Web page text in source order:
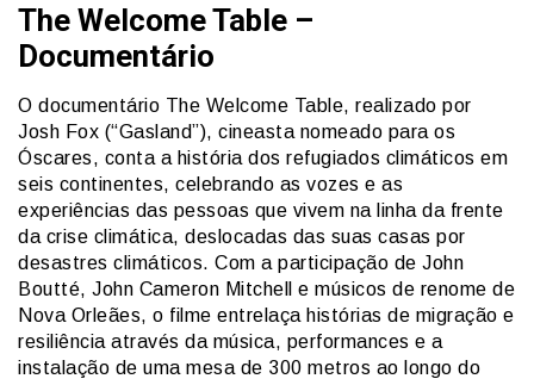
The Welcome Table –
Documentário
O documentário The Welcome Table, realizado por
Josh Fox (“Gasland”), cineasta nomeado para os
Óscares, conta a história dos refugiados climáticos em
seis continentes, celebrando as vozes e as
experiências das pessoas que vivem na linha da frente
da crise climática, deslocadas das suas casas por
desastres climáticos. Com a participação de John
Boutté, John Cameron Mitchell e músicos de renome de
Nova Orleães, o filme entrelaça histórias de migração e
resiliência através da música, performances e a
instalação de uma mesa de 300 metros ao longo do